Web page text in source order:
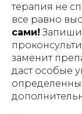
терапия не
все равно
сами!
заменит
даст особые